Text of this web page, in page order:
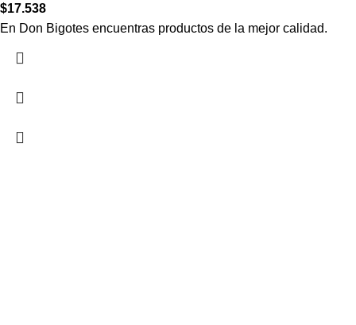
$17.538
En Don Bigotes encuentras productos de la mejor calidad.